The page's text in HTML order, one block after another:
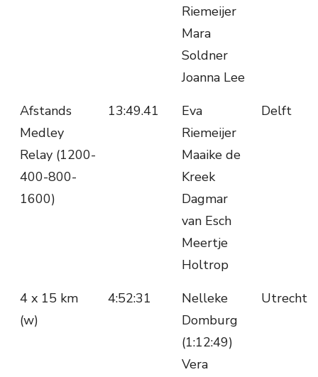
Riemeijer
Mara
Soldner
Joanna Lee
Afstands
Medley
Relay (1200-
400-800-
1600)
13:49.41
Eva
Riemeijer
Maaike de
Kreek
Dagmar
van Esch
Meertje
Holtrop
Delft
4 x 15 km
(w)
4:52:31
Nelleke
Domburg
(1:12:49)
Vera
Utrecht